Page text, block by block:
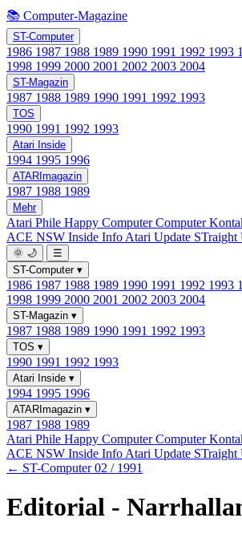
📚 Computer-Magazine
ST-Computer
1986 1987 1988 1989 1990 1991 1992 1993
1998 1999 2000 2001 2002 2003 2004
ST-Magazin
1987 1988 1989 1990 1991 1992 1993
TOS
1990 1991 1992 1993
Atari Inside
1994 1995 1996
ATARImagazin
1987 1988 1989
Mehr
Atari Phile Happy ComputerComputer
ACE NSW Inside Info Atari Update STraight
🌞 🌙
☰
ST-Computer ▾
1986 1987 1988 1989 1990 1991 1992 1993
1998 1999 2000 2001 2002 2003 2004
ST-Magazin ▾
1987 1988 1989 1990 1991 1992 1993
TOS ▾
1990 1991 1992 1993
Atari Inside ▾
1994 1995 1996
ATARImagazin ▾
1987 1988 1989
Atari Phile Happy ComputerComputer
ACE NSW Inside Info Atari Update STraight
← ST-Computer 02 / 1991
Editorial -